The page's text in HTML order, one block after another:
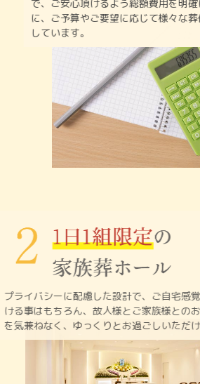
で、 ご安心頂けるよう総額費用を明
に、 ご予算やご要望に応じて様々な
しています。
プライバシーに配慮した設計で、ご自
ける事はもちろん、故人様とご家族様
を気兼ねなく、ゆっくりとお過ごしい